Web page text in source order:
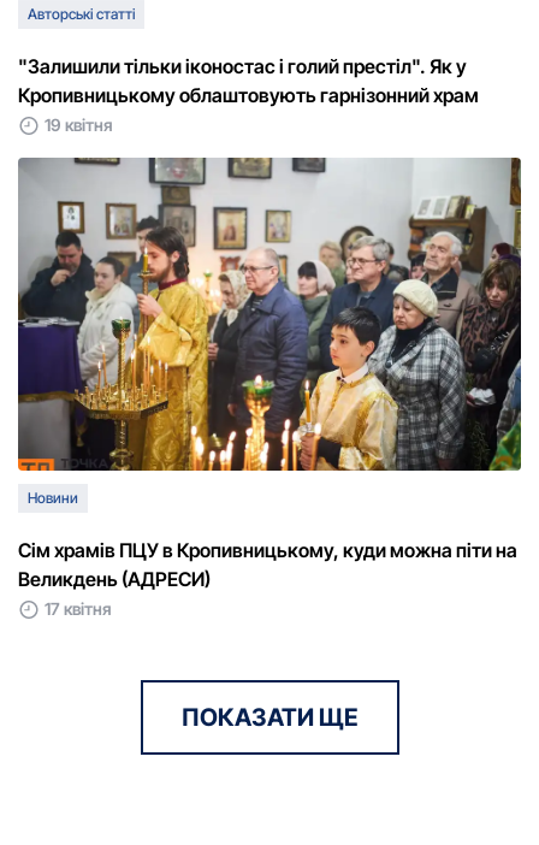
Авторські статті
"Залишили тільки іконостас і голий престіл". Як у
Кропивницькому облаштовують гарнізонний храм
19 квітня
Новини
Сім храмів ПЦУ в Кропивницькому, куди можна піти на
Великдень (АДРЕСИ)
17 квітня
ПОКАЗАТИ ЩЕ